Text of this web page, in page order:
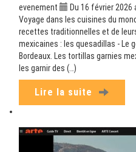
evenement
Du 16 février 2026
Voyage dans les cuisines du
recettes traditionnelles et de
mexicaines : les quesadillas - Le
Bordeaux. Les tortillas garnies
les garnir des (…)
Lire la suite